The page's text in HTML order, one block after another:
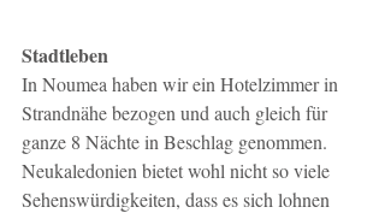
Stadtleben
In Noumea haben wir ein Hotelzimmer in
Strandnähe bezogen und auch gleich für
ganze 8 Nächte in Beschlag genommen.
Neukaledonien bietet wohl nicht so viele
Sehenswürdigkeiten, dass es sich lohnen